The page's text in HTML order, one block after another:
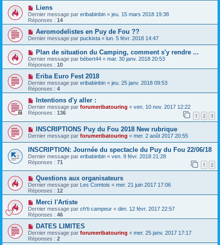
Liens
Dernier message par eribabinbin « jeu. 15 mars 2018 19:38
Réponses : 14
Aeromodelistes en Puy de Fou ??
Dernier message par puckista « lun. 5 févr. 2018 14:47
Plan de situation du Camping, comment s'y rendre ...
Dernier message par bébert44 « mar. 30 janv. 2018 20:53
Réponses : 10
Eriba Euro Fest 2018
Dernier message par eribabinbin « jeu. 25 janv. 2018 09:53
Réponses : 4
Intentions d'y aller :
Dernier message par forumeribatouring « ven. 10 nov. 2017 12:22
Réponses : 136 1 2 3
INSCRIPTIONS Puy du Fou 2018 New rubrique
Dernier message par forumeribatouring « mer. 2 août 2017 20:55
INSCRIPTION: Journée du spectacle du Puy du Fou 22/06/18
Dernier message par eribabinbin « ven. 9 févr. 2018 21:28
Réponses : 71 1 2
Questions aux organisateurs
Dernier message par Les Comtois « mer. 21 juin 2017 17:06
Réponses : 12
Merci l'Artiste
Dernier message par ch'ti campeur « dim. 12 févr. 2017 22:57
Réponses : 46
DATES LIMITES
Dernier message par forumeribatouring « mer. 25 janv. 2017 17:17
Réponses : 2